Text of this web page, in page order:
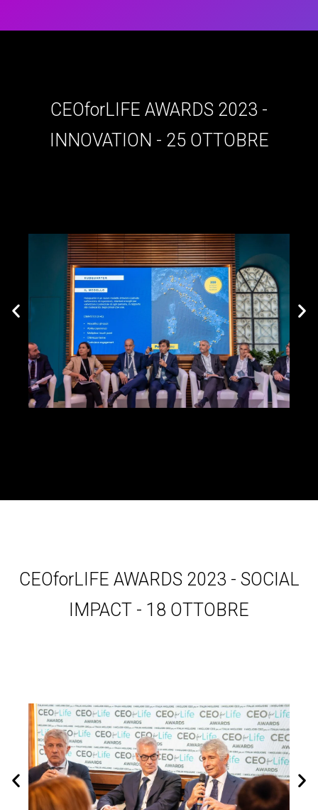
CEOforLIFE AWARDS 2023 -
INNOVATION - 25 OTTOBRE
CEOforLIFE AWARDS 2023 - SOCIAL
IMPACT - 18 OTTOBRE